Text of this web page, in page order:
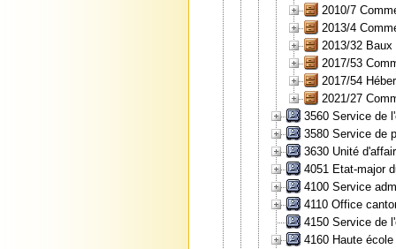
2010/7
2013/4
2013/32
2017/53
2017/54
2021/27
3560 Service de
3580 Service de
3630 Unité
4051 Etat-major
4100 Service
4110 Office
4150 Service de
4160 Haute